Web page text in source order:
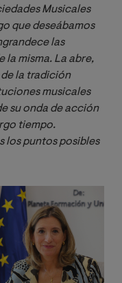
Musicales
que deseábamos
las
la misma. La abre,
la tradición
musicales
su onda de acción
tiempo.
los puntos posibles